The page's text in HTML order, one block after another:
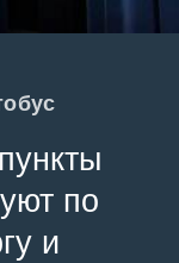
по
и